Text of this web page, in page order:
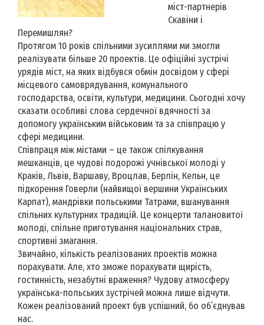
міст-партнерів
Скавіни і
Перемишлян?
Протягом 10 років спільними зусиллями ми змогли
реалізувати більше 20 проектів. Це офіційні зустрічі
урядів міст, на яких відбувся обмін досвідом у сфері
місцевого самоврядування, комунального
господарства, освіти, культури, медицини. Сьогодні хочу
сказати особливі слова сердечної вдячності за
допомогу українським військовим та за співпрацю у
сфері медицини.
Співпраця між містами – це також спілкування
мешканців, це чудові подорожі учнівської молоді у
Краків, Львів, Варшаву, Вроцлав, Берлін, Кельн, це
підкорення Говерли (найвищої вершини Українських
Карпат), мандрівки польськими Татрами, вшанування
спільних культурних традицій. Це концерти талановитої
молоді, спільне приготування національних страв,
спортивні змагання.
Звичайно, кількість реалізованих проектів можна
порахувати. Але, хто зможе порахувати щирість,
гостинність, незабутні враження? Чудову атмосферу
українська-польських зустрічей можна лише відчути.
Кожен реалізований проект був успішний, бо об’єднував
нас.